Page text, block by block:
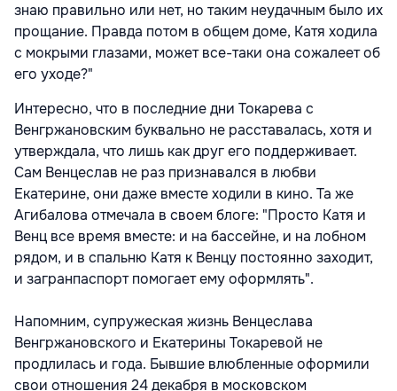
знаю правильно или нет, но таким неудачным было их
прощание. Правда потом в общем доме, Катя ходила
с мокрыми глазами, может все-таки она сожалеет об
его уходе?"
Интересно, что в последние дни Токарева с
Венгржановским буквально не расставалась, хотя и
утверждала, что лишь как друг его поддерживает.
Сам Венцеслав не раз признавался в любви
Екатерине, они даже вместе ходили в кино. Та же
Агибалова отмечала в своем блоге: "Просто Катя и
Венц все время вместе: и на бассейне, и на лобном
рядом, и в спальню Катя к Венцу постоянно заходит,
и загранпаспорт помогает ему оформлять".
Напомним, супружеская жизнь Венцеслава
Венгржановского и Екатерины Токаревой не
продлилась и года. Бывшие влюбленные оформили
свои отношения 24 декабря в московском